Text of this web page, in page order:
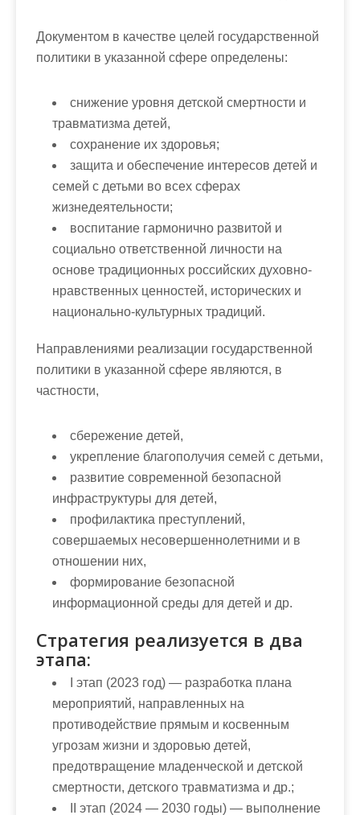
Документом в качестве целей государственной
политики в указанной сфере определены:
снижение уровня детской смертности и
травматизма детей,
сохранение их здоровья;
защита и обеспечение интересов детей и
семей с детьми во всех сферах
жизнедеятельности;
воспитание гармонично развитой и
социально ответственной личности на
основе традиционных российских духовно-
нравственных ценностей, исторических и
национально-культурных традиций.
Направлениями реализации государственной
политики в указанной сфере являются, в
частности,
сбережение детей,
укрепление благополучия семей с детьми,
развитие современной безопасной
инфраструктуры для детей,
профилактика преступлений,
совершаемых несовершеннолетними и в
отношении них,
формирование безопасной
информационной среды для детей и др.
Стратегия реализуется в два
этапа:
I этап (2023 год) — разработка плана
мероприятий, направленных на
противодействие прямым и косвенным
угрозам жизни и здоровью детей,
предотвращение младенческой и детской
смертности, детского травматизма и др.;
II этап (2024 — 2030 годы) — выполнение